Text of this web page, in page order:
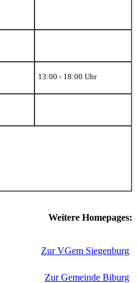
13:00 - 18:00 Uhr
Weitere Homepages:
Zur VGem Siegenburg
Zur Gemeinde Biburg